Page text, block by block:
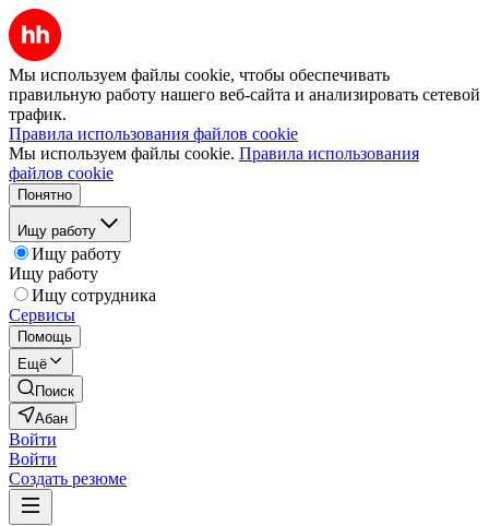
Мы используем файлы cookie, чтобы обеспечивать
правильную работу нашего веб-сайта и анализировать сетевой
трафик.
Правила использования файлов cookie
Мы используем файлы cookie. Правила использования
файлов cookie
Понятно
Ищу работу
Ищу работу
Ищу работу
Ищу сотрудника
Сервисы
Помощь
Ещё
Поиск
Абан
Войти
Войти
Создать резюме